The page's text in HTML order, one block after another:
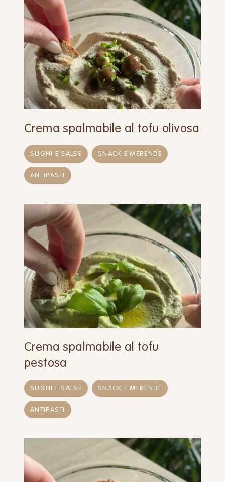
Crema spalmabile al tofu olivosa
SUGHI E SALSE SNACK E MERENDE
ANTIPASTI
Crema spalmabile al tofu
pestosa
SUGHI E SALSE SNACK E MERENDE
ANTIPASTI